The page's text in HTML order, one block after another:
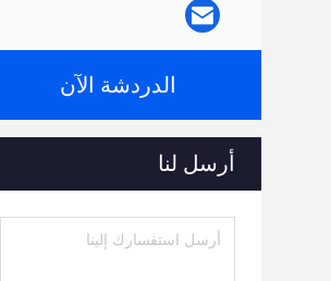
الدردشة الآن
أرسل لنا